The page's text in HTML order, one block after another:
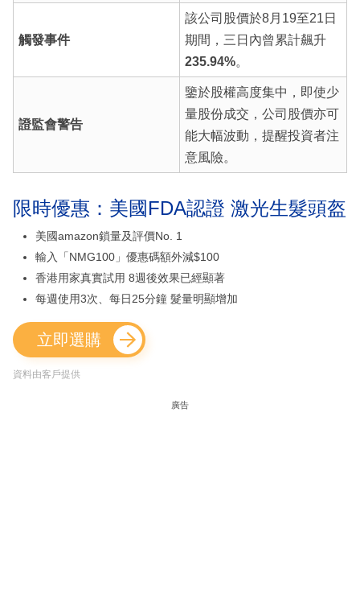
觸發事件
該公司股價於8月19至21日
期間，三日內曾累計飆升
235.94%。
證監會警告
鑒於股權高度集中，即使少
量股份成交，公司股價亦可
能大幅波動，提醒投資者注
意風險。
限時優惠：美國FDA認證 激光生髮頭盔
美國amazon鎖量及評價No. 1
輸入「NMG100」優惠碼額外減$100
香港用家真實試用 8週後效果已經顯著
每週使用3次、每日25分鐘 髮量明顯增加
立即選購
資料由客戶提供
廣告